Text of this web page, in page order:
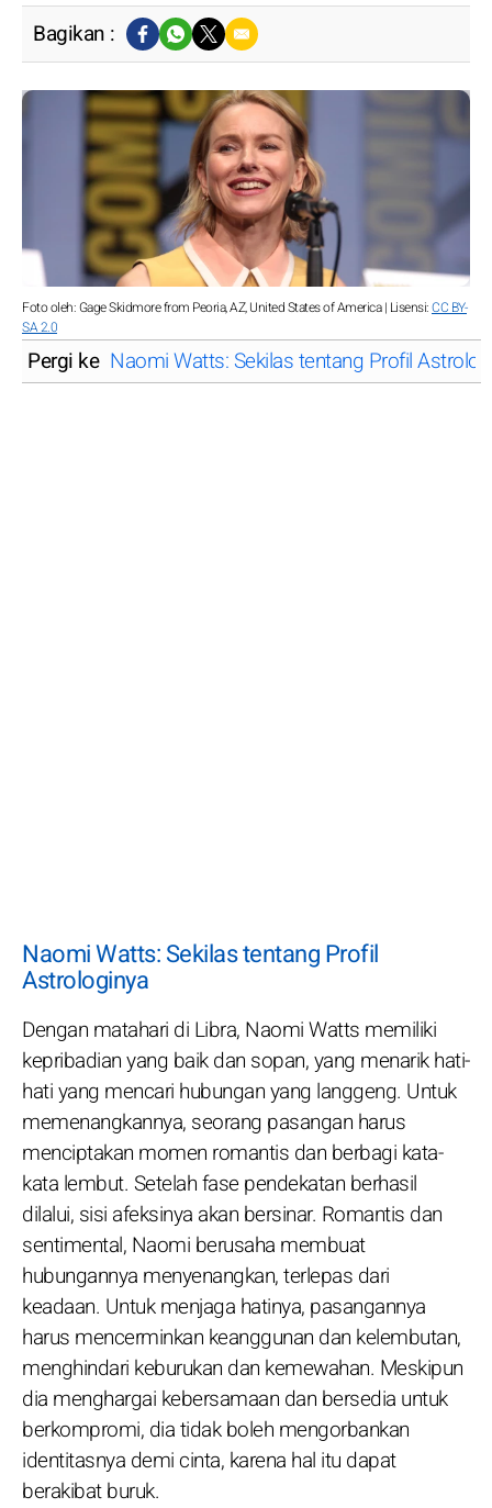
Bagikan :
Foto oleh: Gage Skidmore from Peoria, AZ, United States of America | Lisensi:CC BY-
SA 2.0
Pergi ke Naomi Watts: Sekilas tentang Profil
Naomi Watts: Sekilas tentang Profil
Astrologinya
Dengan matahari di Libra, Naomi Watts memiliki
kepribadian yang baik dan sopan, yang menarik hati-
hati yang mencari hubungan yang langgeng. Untuk
memenangkannya, seorang pasangan harus
menciptakan momen romantis dan berbagi kata-
kata lembut. Setelah fase pendekatan berhasil
dilalui, sisi afeksinya akan bersinar. Romantis dan
sentimental, Naomi berusaha membuat
hubungannya menyenangkan, terlepas dari
keadaan. Untuk menjaga hatinya, pasangannya
harus mencerminkan keanggunan dan kelembutan,
menghindari keburukan dan kemewahan. Meskipun
dia menghargai kebersamaan dan bersedia untuk
berkompromi, dia tidak boleh mengorbankan
identitasnya demi cinta, karena hal itu dapat
berakibat buruk.